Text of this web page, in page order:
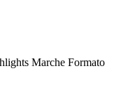
Marche Formato